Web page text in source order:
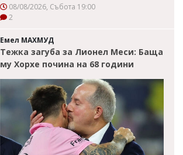
08/08/2026, Събота 19:00
2
Емел МАХМУД
Тежка загуба за Лионел Меси: Баща
му Хорхе почина на 68 години